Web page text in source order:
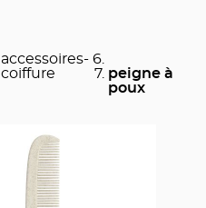
accessoires-
coiffure
peigne à
poux